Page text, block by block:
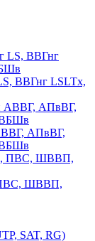
ВВГнг LSLTx,
АПвВГ,
ПВС, ШВВП,